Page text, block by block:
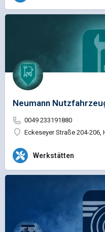
Neumann
0049 233191880
Eckeseyer Straße 204-206,
Werkstätten